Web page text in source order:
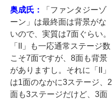
奥成氏：
「ファンタジーゾ
ーン」は最終面は背景がな
いので、実質は7面ぐらい。
「II」も一応通常ステージ数
こそ7面ですが、8面も背景
がありますし。それに「II」
は1面のなかに3ステージ、2
面も3ステージだけど、3面